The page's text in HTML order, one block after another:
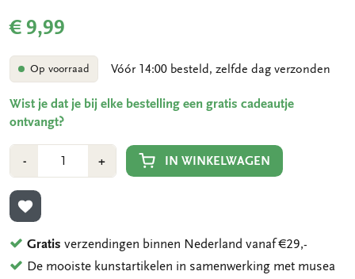
€ 9,99
Op voorraad Vóór 14:00 besteld, zelfde dag verzonden
Wist je dat je bij elke bestelling een gratis cadeautje
ontvangt?
-Min
1
+Plus
1
IN WINKELWAGEN
TOEVOEGEN AAN VERLANGLIJST
Gratis verzendingen binnen Nederland vanaf €29,-
De mooiste kunstartikelen in samenwerking met musea